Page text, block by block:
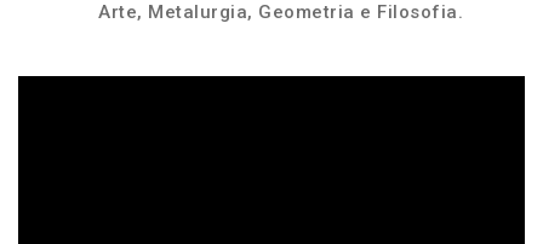
Arte, Metalurgia, Geometria e Filosofia.